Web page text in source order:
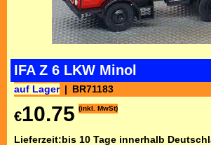
IFA Z 6 LKW Minol
auf Lager BR71183
€10.75 (inkl. MwSt)
Lieferzeit:bis 10 Tage innerhalb